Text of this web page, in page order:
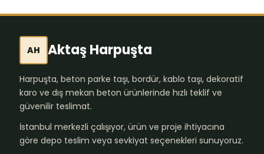
AH Aktaş Harpuşta
Harpuşta, beton parke taşı, bordür, kablo taşı, dekoratif
karo ve dış mekan beton ürünlerinde hızlı teklif ve
güvenilir teslimat.
İstanbul merkezli çalışıyor, ürün ve proje ihtiyacına
göre depo teslim veya sevkiyat seçenekleri sunuyoruz.